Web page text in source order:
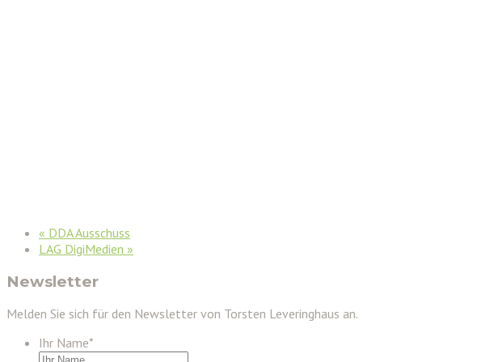
« DDA Ausschuss
LAG DigiMedien »
Newsletter
Melden Sie sich für den Newsletter von Torsten Leveringhaus an.
Ihr Name*